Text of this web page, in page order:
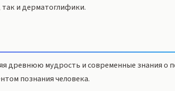
и дерматоглифики.
древнюю мудрость и современные знания о
познания человека.